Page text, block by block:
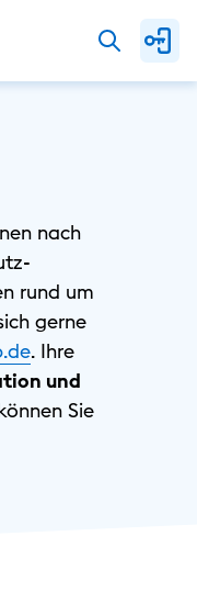
nach
rund um
gerne
. Ihre
und
Sie